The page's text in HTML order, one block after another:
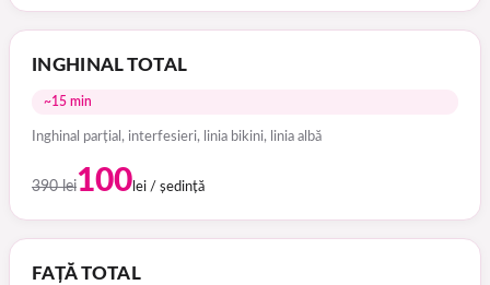
INGHINAL TOTAL
~15 min
Inghinal parțial, interfesieri, linia bikini, linia albă
390 lei100 lei / ședință
FAȚĂ TOTAL